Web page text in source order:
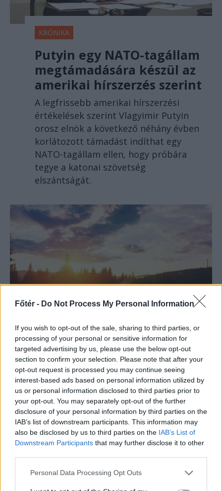
Főtér - Do Not Process My Personal Information
If you wish to opt-out of the sale, sharing to third parties, or
processing of your personal or sensitive information for
targeted advertising by us, please use the below opt-out
section to confirm your selection. Please note that after your
opt-out request is processed you may continue seeing
interest-based ads based on personal information utilized by
us or personal information disclosed to third parties prior to
your opt-out. You may separately opt-out of the further
disclosure of your personal information by third parties on the
IAB’s list of downstream participants. This information may
also be disclosed by us to third parties on the IAB’s List of
Downstream Participants that may further disclose it to other
Personal Data Processing Opt Outs
KRÓNIKA
Putyin egy NATO-tagállam
megtámadására készül az
amerikai hírszerzés szerint
A legfrissebb amerikai hírszerzési
értékelések szerint Vlagyimir Putyin
orosz elnök a következő néhány évben
korlátozott támadást indíthat egy
NATO-tagállam ellen, hogy próbára
tegye a katonai szövetség
elszántságát.
FŐTÉR
Amikor a párhuzamos
valóságok találkoznak egy
hegyi legelőn
A városi ember hőkupola idején
igyekszik felhúzódni a hegyekbe, ha
nem kedveli a mediterrán éghajlatot.
Ahonnan a helyiek bármit